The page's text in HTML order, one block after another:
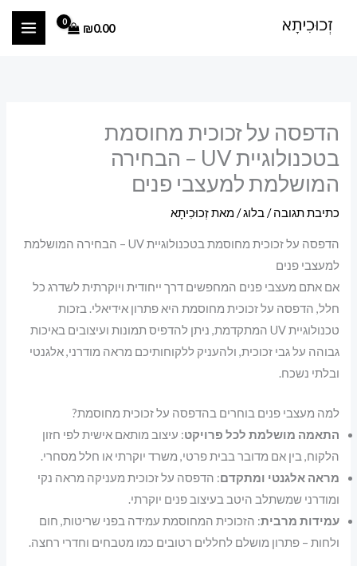
לתוכן
₪0.00
הדפסה על זכוכית מחוסמת
בטכנולוגיית UV – הבחירה
המושלמת למעצבי פנים
כתיבת תגובה /בלוג/ מאתזְכוּכִיתָא
הדפסה על זכוכית מחוסמת בטכנולוגיית UV – הבחירה המושלמת
למעצבי פנים
אם אתם מעצבי פנים המחפשים דרך ייחודית ויוקרתית לשדרג כל
חלל, הדפסה על זכוכית מחוסמת היא פתרון אידיאלי. בזכות
טכנולוגיית UV המתקדמת, ניתן להדפיס תמונות ועיצובים באיכות
גבוהה על גבי זכוכית, ולהעניק ללקוחותיכם מראה מודרני, אלגנטי
ובלתי נשכח.
למה מעצבי פנים בוחרים בהדפסה על זכוכית מחוסמת?
התאמה מושלמת לכל פרויקט: עיצוב מותאם אישית לפי חזון
הלקוח, בין אם מדובר בבית פרטי, משרד יוקרתי או חלל מסחרי.
מראה אלגנטי ומתקדם: הדפסה על זכוכית מעניקה מראה נקי
ומודרני שמשתלב היטב בעיצוב פנים יוקרתי.
עמידות מרבית: הזכוכית המחוסמת עמידה בפני שריטות, חום
ולחות – פתרון מושלם לחללים רטובים כמו מטבחים וחדרי רחצה.